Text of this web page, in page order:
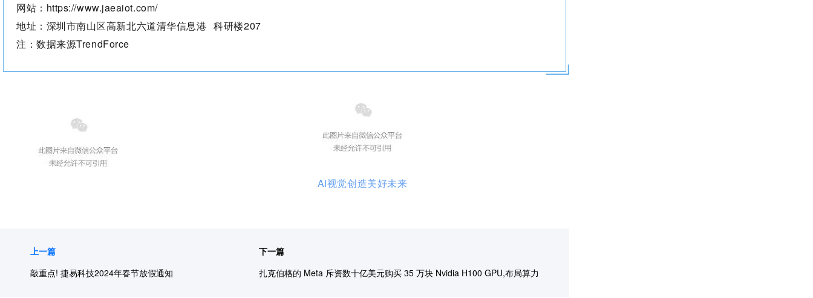
网站：https://www.jaeaiot.com/
地址：深圳市南山区高新北六道清华信息港 科研楼207
注：数据来源TrendForce
AI视觉创造美好未来
上一篇
敲重点! 捷易科技2024年春节放假通知
下一篇
扎克伯格的 Meta 斥资数十亿美元购买 35 万块 Nvidia H100 GPU,布局算力